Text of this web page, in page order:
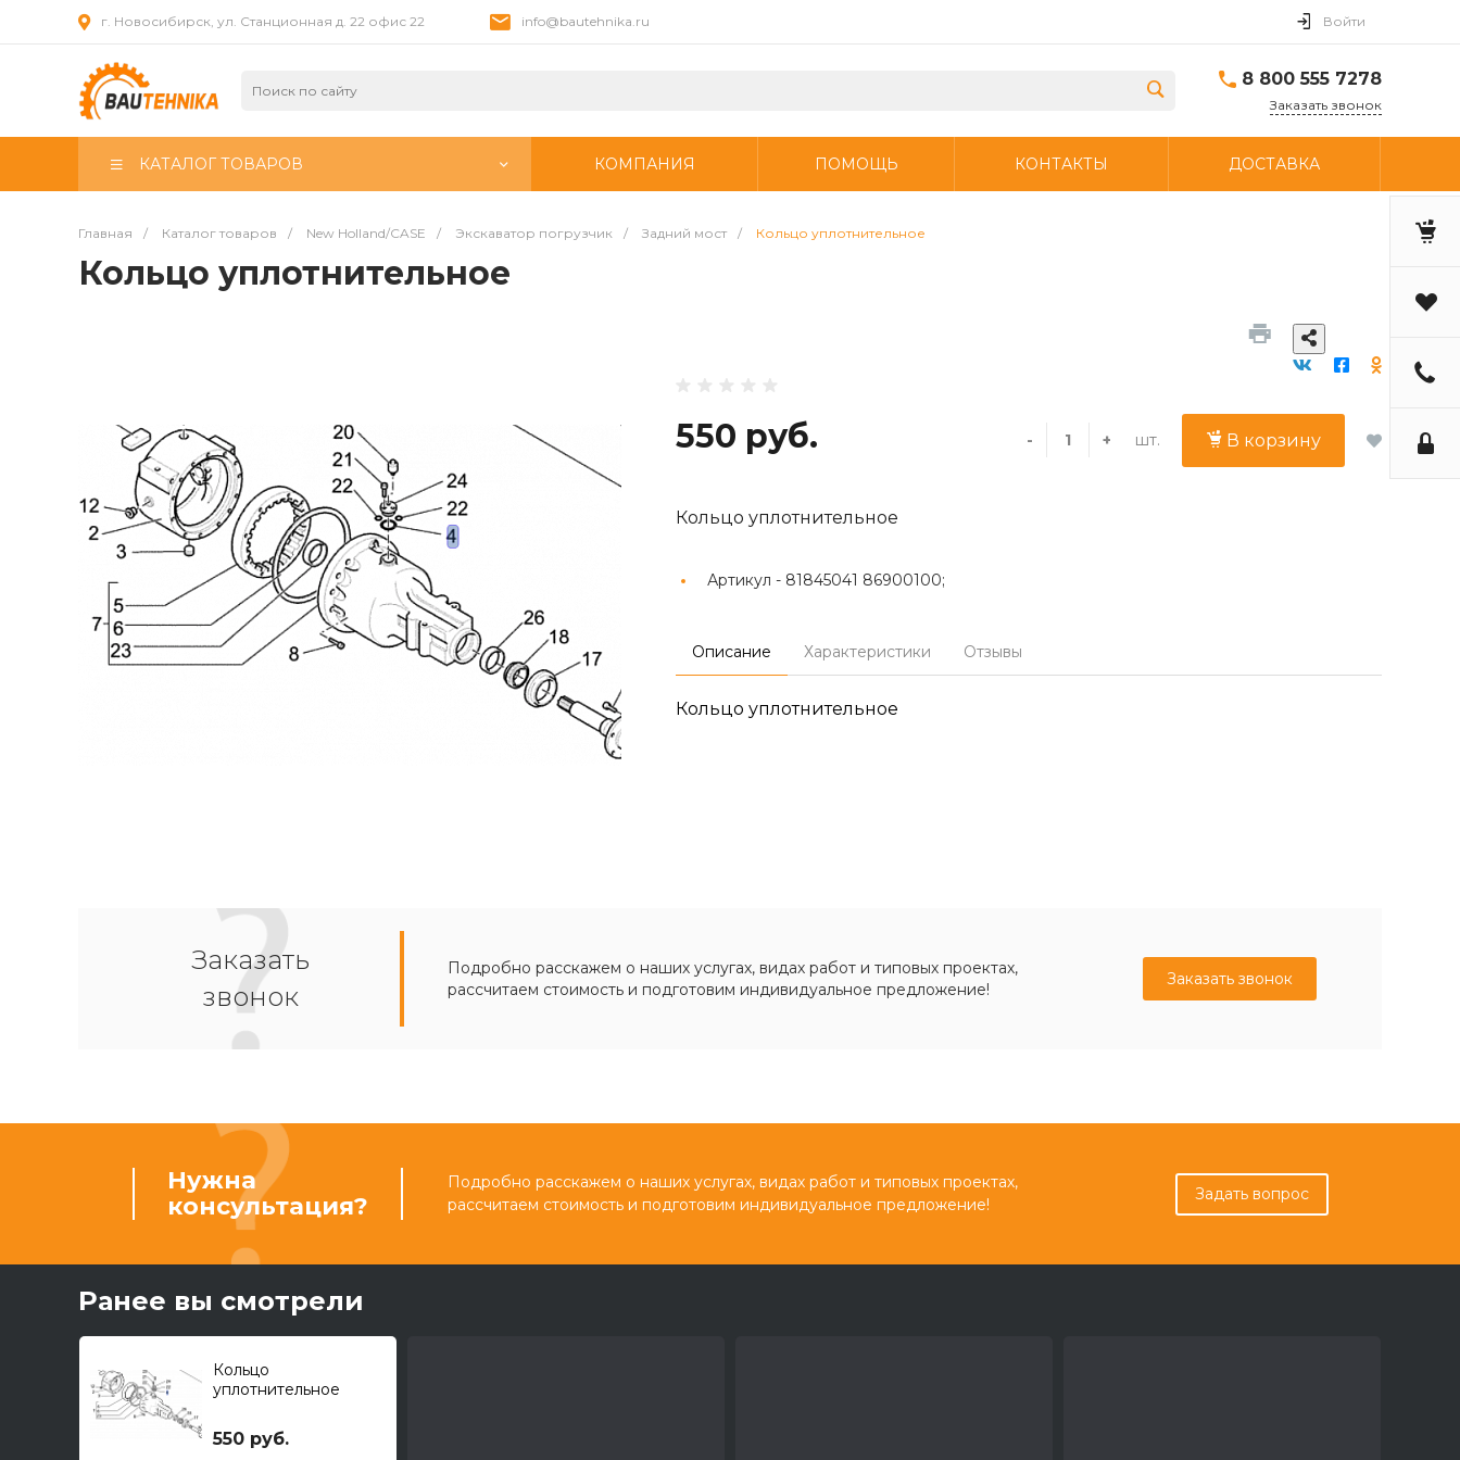
г. Новосибирск, ул. Станционная д. 22 офис 22 info@bautehnika.ru Войти
8 800 555 7278
Заказать звонок
КАТАЛОГ ТОВАРОВ КОМПАНИЯ ПОМОЩЬ КОНТАКТЫ ДОСТАВКА
Главная / Каталог товаров / New Holland/CASE / Экскаватор погрузчик / Задний мост / Кольцо уплотнительное
Кольцо уплотнительное
550 руб. - + шт. В корзину
Кольцо уплотнительное
Артикул - 81845041 86900100;
Описание Характеристики Отзывы
Кольцо уплотнительное
Заказать
звонок
Подробно расскажем о наших услугах, видах работ и типовых проектах,
рассчитаем стоимость и подготовим индивидуальное предложение!
Заказать звонок
Нужна
консультация?
Подробно расскажем о наших услугах, видах работ и типовых проектах,
рассчитаем стоимость и подготовим индивидуальное предложение!
Задать вопрос
Ранее вы смотрели
Кольцо
уплотнительное
550 руб.